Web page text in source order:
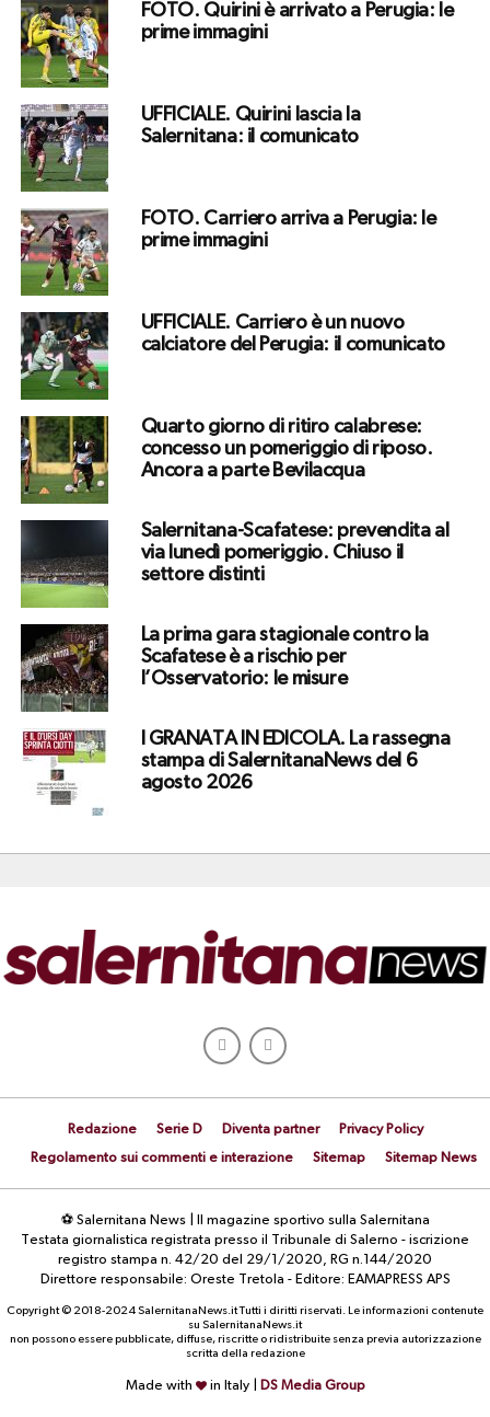
FOTO. Quirini è arrivato a Perugia: le
prime immagini
UFFICIALE. Quirini lascia la
Salernitana: il comunicato
FOTO. Carriero arriva a Perugia: le
prime immagini
UFFICIALE. Carriero è un nuovo
calciatore del Perugia: il comunicato
Quarto giorno di ritiro calabrese:
concesso un pomeriggio di riposo.
Ancora a parte Bevilacqua
Salernitana-Scafatese: prevendita al
via lunedì pomeriggio. Chiuso il
settore distinti
La prima gara stagionale contro la
Scafatese è a rischio per
l’Osservatorio: le misure
I GRANATA IN EDICOLA. La rassegna
stampa di SalernitanaNews del 6
agosto 2026
Redazione Serie D Diventa partner
Privacy Policy
Regolamento sui commenti e interazione
Sitemap Sitemap News
⚽ Salernitana News | Il magazine sportivo sulla Salernitana
Testata giornalistica registrata presso il Tribunale di Salerno - iscrizione
registro stampa n. 42/20 del 29/1/2020, RG n.144/2020
Direttore responsabile: Oreste Tretola - Editore: EAMAPRESS APS
Copyright © 2018-2024 SalernitanaNews.it Tutti i diritti riservati. Le informazioni contenute
su SalernitanaNews.it
non possono essere pubblicate, diffuse, riscritte o ridistribuite senza previa autorizzazione
scritta della redazione
Made with in Italy | DS Media Group